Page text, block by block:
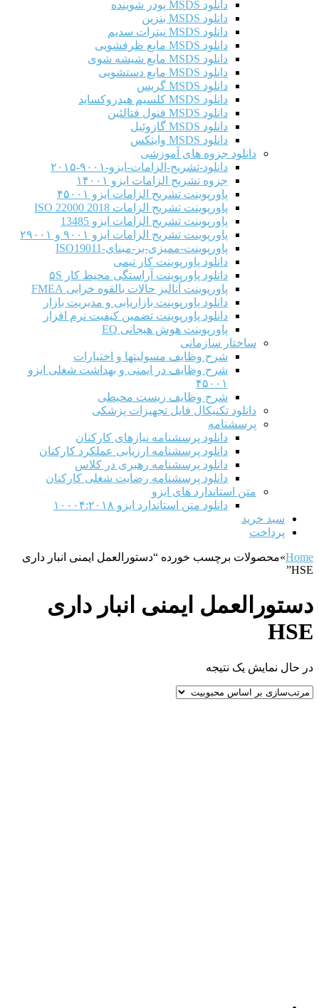
دانلود MSDS پودر شوینده
دانلود MSDS بنزین
دانلود MSDS نیترات سدیم
دانلود MSDS مایع ظرفشویی
دانلود MSDS مایع شیشه شوی
دانلود MSDS مایع دستشویی
دانلود MSDS گریس
دانلود MSDS کلسیم هیدروکساید
دانلود MSDS فنول فتالئین
دانلود MSDS گازوئیل
دانلود MSDS وایتکس
دانلود جزوه های آموزشی
دانلود-تشریح-الزامات-ایزو-۹۰۰۱-۲۰۱۵
جزوه تشریح الزامات ایزو ۱۴۰۰۱
پاورپوینت تشریح الزامات ایزو ۴۵۰۰۱
پاورپوینت تشریح الزامات ISO 22000 2018
پاورپوینت تشریح الزامات ایزو 13485
پاورپوینت تشریح الزامات ایزو ۹۰۰۱ و ۲۹۰۰۱
پاورپوینت-ممیزی-بر-مبنای-ISO19011
دانلود پاورپوینت کار تیمی
دانلود پاورپوینت آراستگی محیط کار ۵S
پاورپوینت آنالیز حالات بالقوه خرابی FMEA
دانلود پاورپوینت بازاریابی و مدیریت بازار
دانلود پاورپوینت تضمین کیفیت نرم افزار
پاورپوینت هوش هیجانی EQ
ساختار سازمانی
شرح وظايف مسوليتها و اختيارات
شرح وظایف در ایمنی و بهداشت شغلی ایزو
۴۵۰۰۱
شرح وظایف زیست محیطی
دانلود تکنیکال فایل تجهیزات پزشکی
پرسشنامه
دانلود پرسشنامه نیازهای کارکنان
دانلود پرسشنامه ارزیابی عملکرد کارکنان
دانلود پرسشنامه رهبری در کلاس
دانلود پرسشنامه رضایت شغلی کارکنان
متن استاندارد های ایزو
دانلود متن استاندارد ایزو ۱۰۰۰۴:۲۰۱۸
سبد خرید
پرداخت
Home
»محصولات برچسب خورده “دستورالعمل ایمنی انبار داری
HSE”
دستورالعمل ایمنی انبار داری
HSE
در حال نمایش یک نتیجه